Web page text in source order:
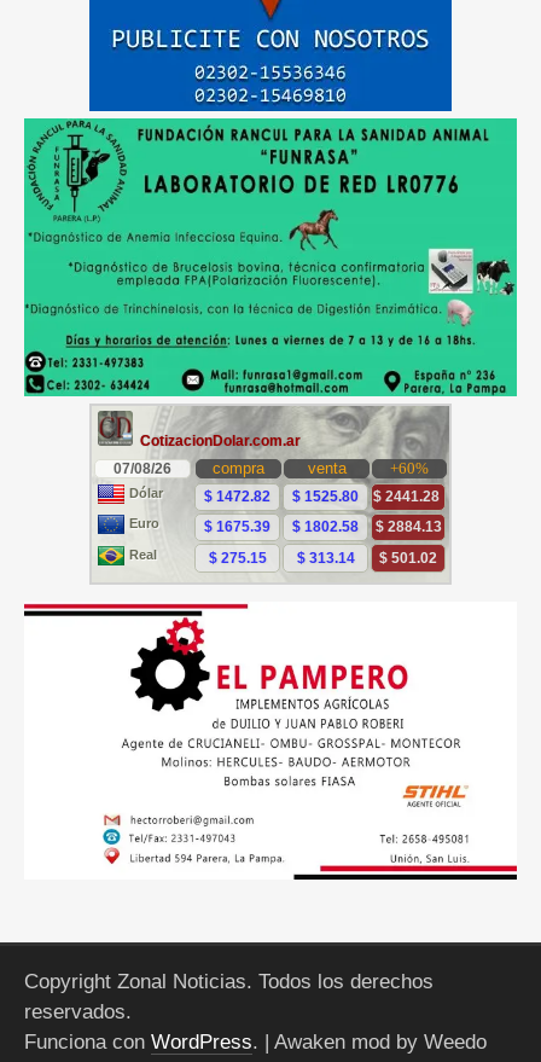
Copyright Zonal Noticias. Todos los derechos
reservados.
Funciona con WordPress. | Awaken mod by Weedo